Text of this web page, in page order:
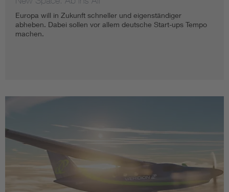
Europa will in Zukunft schneller und eigenständiger
abheben. Dabei sollen vor allem deutsche Start-ups Tempo
machen.